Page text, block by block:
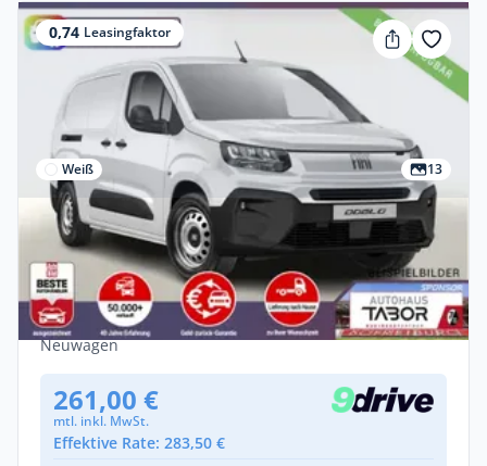
0,74 Leasingfaktor
Weiß 13
Privat
Fiat Doblo Kasten L2 AT8 2xSchiebe SHZ
Kam MagicCarg
Diesel • Automatik •
130 PS (96 kW)
Neuwagen
261,00 €
mtl. inkl. MwSt.
Effektive Rate: 283,50 €